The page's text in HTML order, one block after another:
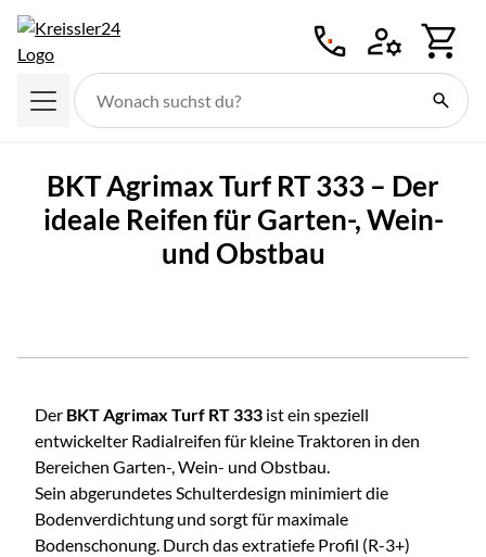
BKT Agrimax Turf RT 333 – Der
ideale Reifen für Garten-, Wein-
und Obstbau
Der BKT Agrimax Turf RT 333 ist ein speziell
entwickelter Radialreifen für kleine Traktoren in den
Bereichen Garten-, Wein- und Obstbau.
Sein abgerundetes Schulterdesign minimiert die
Bodenverdichtung und sorgt für maximale
Bodenschonung. Durch das extratiefe Profil (R-3+)